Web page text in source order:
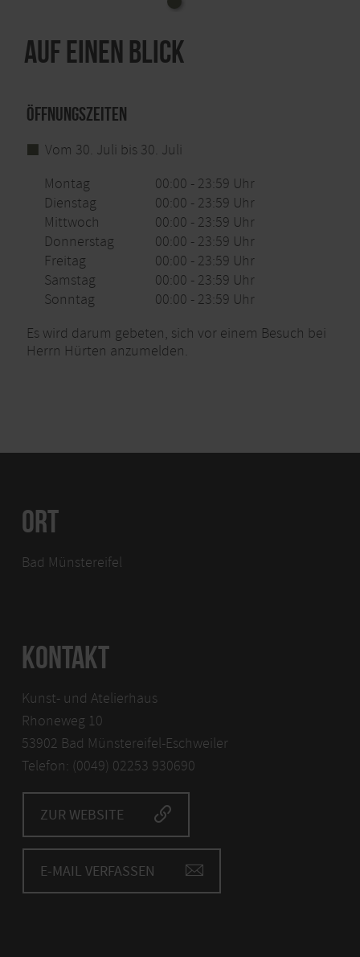
Auf einen Blick
Öffnungszeiten
Vom 30. Juli bis 30. Juli
Montag
00:00 - 23:59 Uhr
Dienstag
00:00 - 23:59 Uhr
Mittwoch
00:00 - 23:59 Uhr
Donnerstag
00:00 - 23:59 Uhr
Freitag
00:00 - 23:59 Uhr
Samstag
00:00 - 23:59 Uhr
Sonntag
00:00 - 23:59 Uhr
Es wird darum gebeten, sich vor einem Besuch bei
Herrn Hürten anzumelden.
ORT
Bad Münstereifel
KONTAKT
Kunst- und Atelierhaus
Rhoneweg 10
53902 Bad Münstereifel-Eschweiler
Telefon: (0049) 02253 930690
ZUR WEBSITE
E-MAIL VERFASSEN